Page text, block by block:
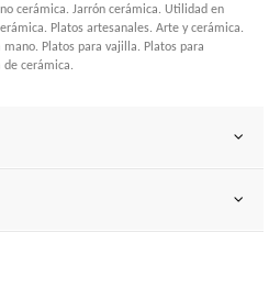
cerámica. Jarrón cerámica. Utilidad en
Platos artesanales. Arte y cerámica.
Platos para vajilla. Platos para
de cerámica.